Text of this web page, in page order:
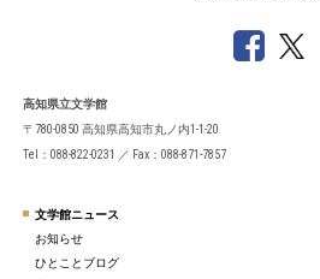
高知県立文学館
〒780-0850 高知県高知市丸ノ内1-1-20
Tel：088-822-0231 ／ Fax：088-871-7857
文学館ニュース
お知らせ
ひとことブログ